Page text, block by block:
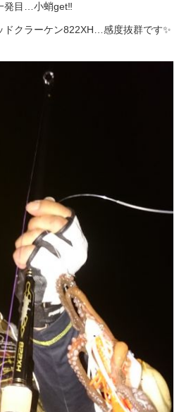
発目…小蛸get‼
ドクラーケン822XH…感度抜群です✨